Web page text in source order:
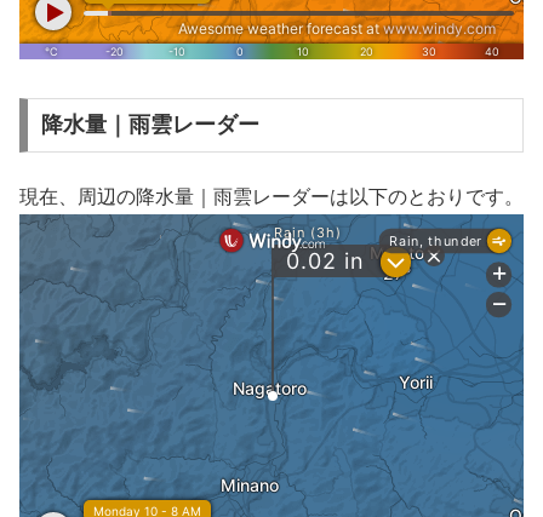
降水量｜雨雲レーダー
現在、周辺の降水量｜雨雲レーダーは以下のとおりです。